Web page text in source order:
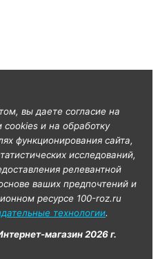
вы даете согласие на
cookies и на обработку
функционирования сайта,
исследований,
релевантной
ваших предпочтений и
ресурсе 100-roz.ru
технологии.
магазин 2026 г.